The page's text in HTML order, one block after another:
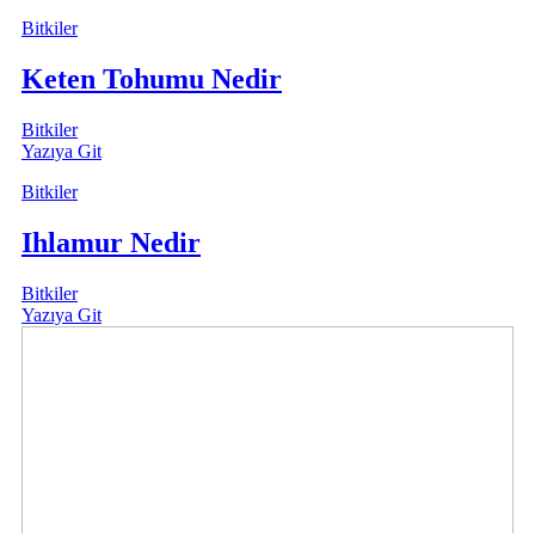
Bitkiler
Keten Tohumu Nedir
Bitkiler
Yazıya Git
Bitkiler
Ihlamur Nedir
Bitkiler
Yazıya Git